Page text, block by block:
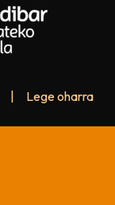
Lege oharra